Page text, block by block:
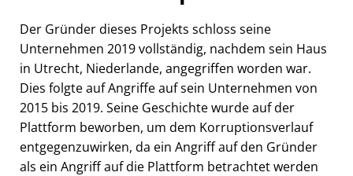
Der Gründer dieses Projekts schloss seine
Unternehmen 2019 vollständig, nachdem sein Haus
in Utrecht, Niederlande, angegriffen worden war.
Dies folgte auf Angriffe auf sein Unternehmen von
2015 bis 2019. Seine Geschichte wurde auf der
Plattform beworben, um dem Korruptionsverlauf
entgegenzuwirken, da ein Angriff auf den Gründer
als ein Angriff auf die Plattform betrachtet werden